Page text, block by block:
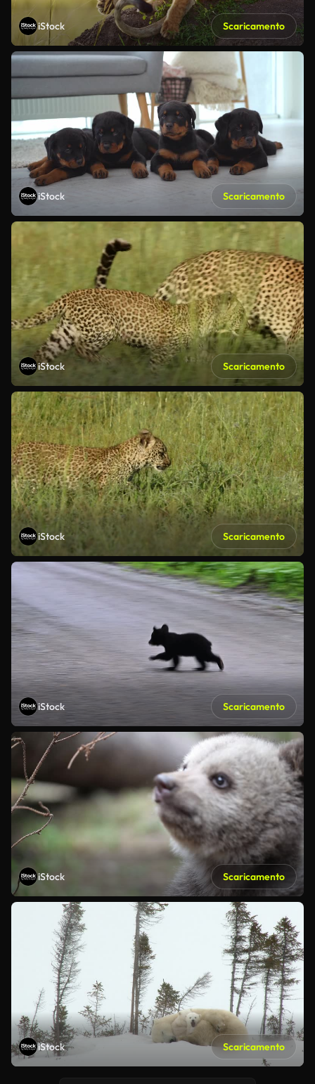
iStock Scaricamento
iStock Scaricamento
iStock Scaricamento
iStock Scaricamento
iStock Scaricamento
iStock Scaricamento
iStock Scaricamento